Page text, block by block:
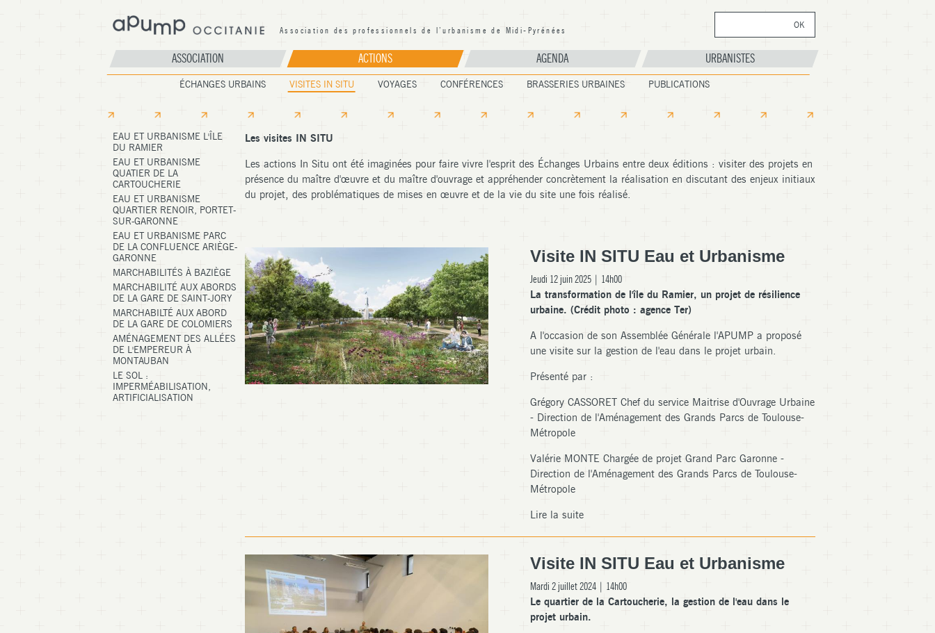
Formulaire de
recherche
APUMP Occitanie
Association des professionnels de l’urbanisme de Midi-Pyrénées
ASSOCIATION ACTIONS
ÉCHANGES URBAINS VISITES IN SITU VOYAGES CONFÉRENCES BRASSERIES URBAINES PUBLICATIONS
AGENDA URBANISTES
Les visites IN SITU
Les actions In Situ ont été imaginées pour faire vivre l'esprit des Échanges Urbains entre deux éditions : visiter des projets en
présence du maître d'œuvre et du maître d'ouvrage et appréhender concrètement la réalisation en discutant des enjeux initiaux
du projet, des problématiques de mises en œuvre et de la vie du site une fois réalisé.
Visite IN SITU Eau et Urbanisme
Jeudi 12 juin 2025 | 14h00
La transformation de l'île du Ramier, un projet de résilience
urbaine. (Crédit photo : agence Ter)
A l'occasion de son Assemblée Générale l'APUMP a proposé
une visite sur la gestion de l'eau dans le projet urbain.
Présenté par :
Grégory CASSORET Chef du service Maitrise d'Ouvrage Urbaine
- Direction de l'Aménagement des Grands Parcs de Toulouse-
Métropole
Valérie MONTE Chargée de projet Grand Parc Garonne -
Direction de l'Aménagement des Grands Parcs de Toulouse-
Métropole
Lire la suite
Visite IN SITU Eau et Urbanisme
Mardi 2 juillet 2024 | 14h00
Le quartier de la Cartoucherie, la gestion de l'eau dans le
projet urbain.
EAU ET URBANISME L'ÎLE
DU RAMIER
EAU ET URBANISME
QUATIER DE LA
CARTOUCHERIE
EAU ET URBANISME
QUARTIER RENOIR, PORTET-
SUR-GARONNE
EAU ET URBANISME PARC
DE LA CONFLUENCE ARIÈGE-
GARONNE
MARCHABILITÉS À BAZIÈGE
MARCHABILITÉ AUX ABORDS
DE LA GARE DE SAINT-JORY
MARCHABILTÉ AUX ABORD
DE LA GARE DE COLOMIERS
AMÉNAGEMENT DES ALLÉES
DE L'EMPEREUR À
MONTAUBAN
LE SOL :
IMPERMÉABILISATION,
ARTIFICIALISATION